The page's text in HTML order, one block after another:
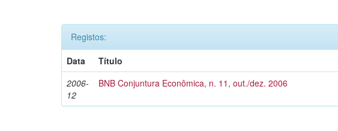
Registos:
Data
Título
2006-
12
BNB Conjuntura Econômica, n. 11, out./dez. 2006